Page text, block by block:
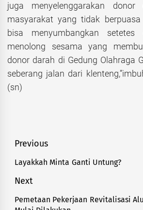
juga menyelenggarakan donor
masyarakat yang tidak
bisa menyumbangkan setetes
menolong sesama yang
donor darah di Gedung Olahraga
seberang jalan dari
(sn)
Navigasi
pos
Previous
Previous
Layakkah Minta Ganti Untung?
Next
Next
Pemetaan Pekerjaan Revitalisasi